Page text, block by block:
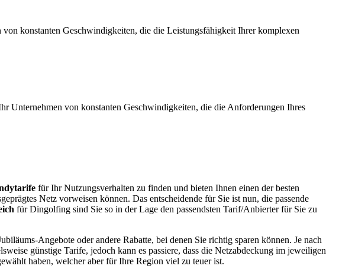
konstanten Geschwindigkeiten, die die Leistungsfähigkeit Ihrer komplexen
Unternehmen von konstanten Geschwindigkeiten, die die Anforderungen Ihres
für Ihr Nutzungsverhalten zu finden und bieten Ihnen einen der besten
Netz vorweisen können. Das entscheidende für Sie ist nun, die passende
für Dingolfing sind Sie so in der Lage den passendsten Tarif/Anbierter für Sie zu
Angebote oder andere Rabatte, bei denen Sie richtig sparen können. Je nach
günstige Tarife, jedoch kann es passiere, dass die Netzabdeckung im jeweiligen
haben, welcher aber für Ihre Region viel zu teuer ist.